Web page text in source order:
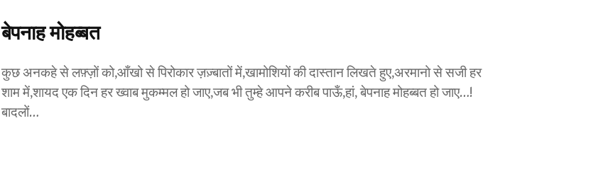
बेपनाह मोहब्बत
कुछ अनकहे से लफ़्ज़ों को,आँखो से पिरोकार ज़ज़्बातों में,खामोशियों की दास्तान लिखते हुए,अरमानो से सजी हर
शाम में,शायद एक दिन हर ख्वाब मुकम्मल हो जाए,जब भी तुम्हे आपने करीब पाऊँ,हां, बेपनाह मोहब्बत हो जाए…!
बादलों…